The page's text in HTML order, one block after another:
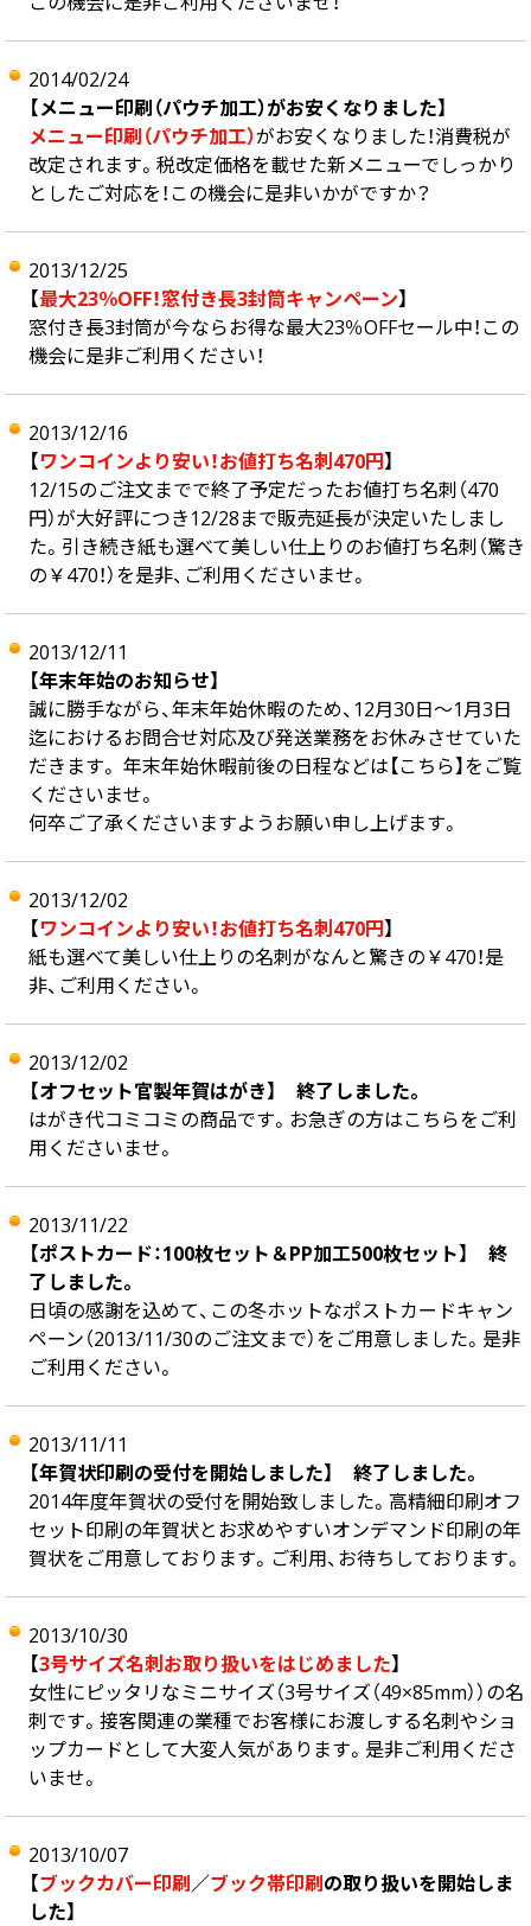
2014/02/24
【メニュー印刷（パウチ加工）がお安くなりました】
メニュー印刷（パウチ加工）がお安くなりました！消費税が
改定されます。税改定価格を載せた新メニューでしっかり
としたご対応を！この機会に是非いかがですか？
2013/12/25
【最大23％OFF！窓付き長3封筒キャンペーン】
窓付き長3封筒が今ならお得な最大23％OFFセール中！この
機会に是非ご利用ください！
2013/12/16
【ワンコインより安い！お値打ち名刺470円】
12/15のご注文までで終了予定だったお値打ち名刺（470
円）が大好評につき12/28まで販売延長が決定いたしまし
た。引き続き紙も選べて美しい仕上りのお値打ち名刺（驚き
の￥470！）を是非、ご利用くださいませ。
2013/12/11
【年末年始のお知らせ】
誠に勝手ながら、年末年始休暇のため、12月30日～1月3日
迄におけるお問合せ対応及び発送業務をお休みさせていた
だきます。 年末年始休暇前後の日程などは【こちら】をご覧
くださいませ。
何卒ご了承くださいますようお願い申し上げます。
2013/12/02
【ワンコインより安い！お値打ち名刺470円】
紙も選べて美しい仕上りの名刺がなんと驚きの￥470！是
非、ご利用ください。
2013/12/02
【オフセット官製年賀はがき】 終了しました。
はがき代コミコミの商品です。お急ぎの方はこちらをご利
用くださいませ。
2013/11/22
【ポストカード：100枚セット＆PP加工500枚セット】 終
了しました。
日頃の感謝を込めて、この冬ホットなポストカードキャン
ペーン（2013/11/30のご注文まで）をご用意しました。是非
ご利用ください。
2013/11/11
【年賀状印刷の受付を開始しました】 終了しました。
2014年度年賀状の受付を開始致しました。高精細印刷オフ
セット印刷の年賀状とお求めやすいオンデマンド印刷の年
賀状をご用意しております。ご利用、お待ちしております。
2013/10/30
【3号サイズ名刺お取り扱いをはじめました】
女性にピッタリなミニサイズ（3号サイズ（49×85mm））の名
刺です。接客関連の業種でお客様にお渡しする名刺やショ
ップカードとして大変人気があります。是非ご利用くださ
いませ。
2013/10/07
【ブックカバー印刷／ブック帯印刷の取り扱いを開始しま
した】